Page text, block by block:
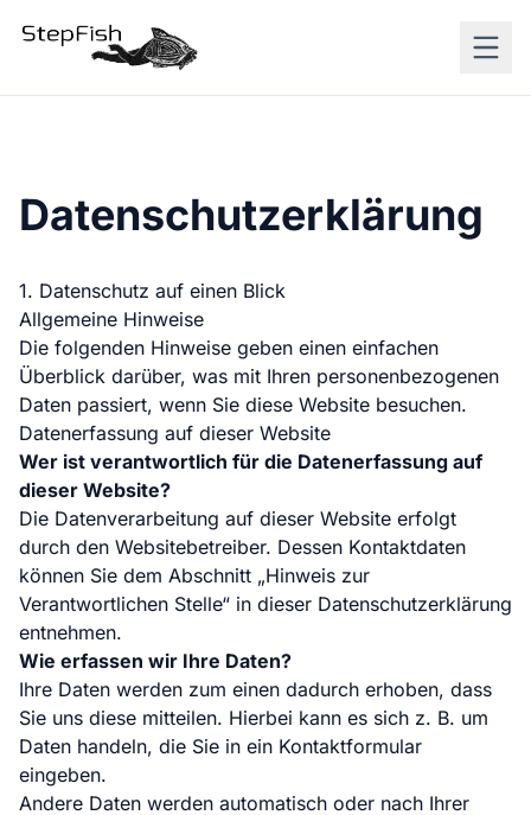
Datenschutzerklärung
1. Datenschutz auf einen Blick
Allgemeine Hinweise
Die folgenden Hinweise geben einen einfachen
Überblick darüber, was mit Ihren personenbezogenen
Daten passiert, wenn Sie diese Website besuchen.
Datenerfassung auf dieser Website
Wer ist verantwortlich für die Datenerfassung auf
dieser Website?
Die Datenverarbeitung auf dieser Website erfolgt
durch den Websitebetreiber. Dessen Kontaktdaten
können Sie dem Abschnitt „Hinweis zur
Verantwortlichen Stelle“ in dieser Datenschutzerklärung
entnehmen.
Wie erfassen wir Ihre Daten?
Ihre Daten werden zum einen dadurch erhoben, dass
Sie uns diese mitteilen. Hierbei kann es sich z. B. um
Daten handeln, die Sie in ein Kontaktformular
eingeben.
Andere Daten werden automatisch oder nach Ihrer